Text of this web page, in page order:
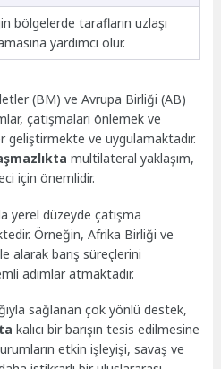
bölgelerde tarafların uzlaşı
yardımcı olur.
(BM) ve Avrupa Birliği (AB)
çatışmaları önlemek ve
ve uygulamaktadır.
multilateral yaklaşım,
için önemlidir.
yerel düzeyde çatışma
Örneğin, Afrika Birliği ve
alarak barış süreçlerini
adımlar atmaktadır.
sağlanan çok yönlü destek,
kalıcı bir barışın tesis edilmesine
etkin işleyişi, savaş ve